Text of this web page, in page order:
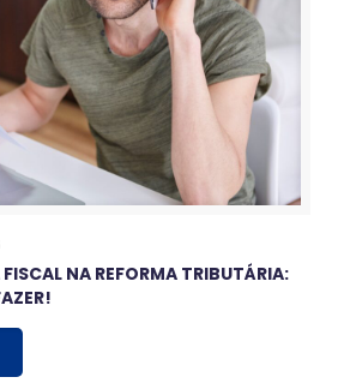
NA REFORMA TRIBUTÁRIA: